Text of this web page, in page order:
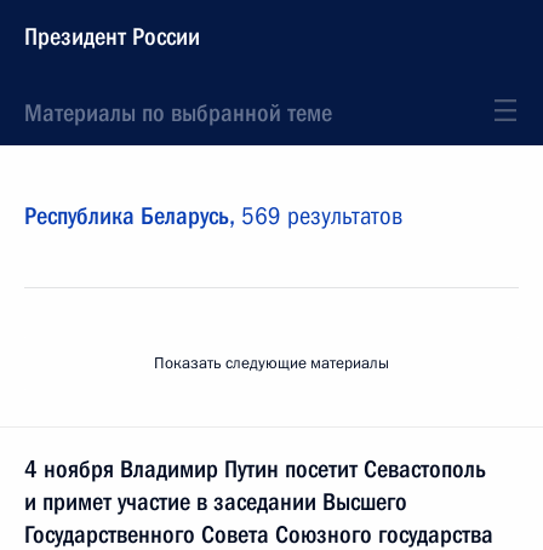
Президент России
Материалы по выбранной теме
Республика Беларусь, 569 результатов
Показать следующие материалы
4 ноября Владимир Путин посетит Севастополь
и примет участие в заседании Высшего
Государственного Совета Союзного государства